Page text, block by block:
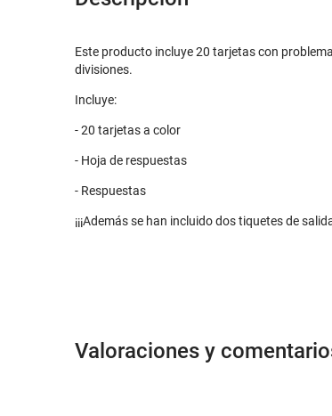
Este producto incluye 20 tarjetas con
divisiones.
Incluye:
- 20 tarjetas a color
- Hoja de respuestas
- Respuestas
¡¡¡Además se han incluido dos tiquetes de
Valoraciones y